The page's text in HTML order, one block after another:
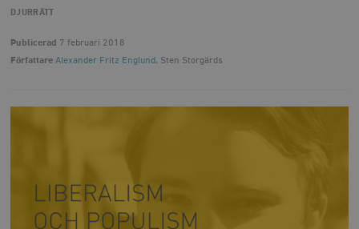
DJURRÄTT
Publicerad 7 februari 2018
Författare Alexander Fritz Englund, Sten Storgärds